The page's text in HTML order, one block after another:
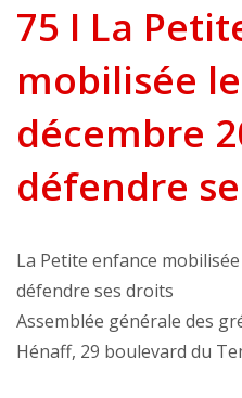
75 I La
mobilisée
décembre
défendre
La Petite enfance
défendre ses droits
Assemblée générale des
Hénaff, 29 boulevard du